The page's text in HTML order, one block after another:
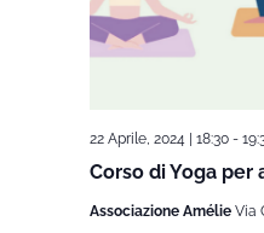
Corso di Yoga per
22 Aprile, 2024 | 18:30-
Associazione Amélie Via